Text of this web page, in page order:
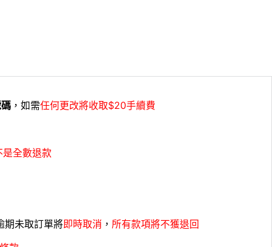
，如需任何更改將收取$20手續費
是全數退款
期未取訂單將即時取消 ， 所有款項將不獲退回